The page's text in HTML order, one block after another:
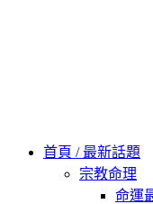
首頁 / 最新話題
宗教命理
命運